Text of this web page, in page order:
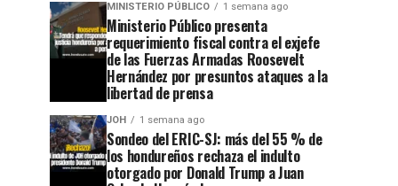
MINISTERIO PÚBLICO 1 semana ago
Ministerio Público presenta
requerimiento fiscal contra el exjefe
de las Fuerzas Armadas Roosevelt
Hernández por presuntos ataques a la
libertad de prensa
JOH 1 semana ago
Sondeo del ERIC-SJ: más del 55 % de
los hondureños rechaza el indulto
otorgado por Donald Trump a Juan